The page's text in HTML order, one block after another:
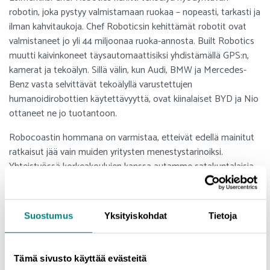
Suostumus Yksityiskohdat Tietoja
Tämä sivusto käyttää evästeitä
robotin, joka pystyy valmistamaan ruokaa – nopeasti, tarkasti ja
ilman kahvitaukoja. Chef Roboticsin kehittämät robotit ovat
valmistaneet jo yli 44 miljoonaa ruoka-annosta. Built Robotics
muutti kaivinkoneet täysautomaattisiksi yhdistämällä GPS:n,
kamerat ja tekoälyn. Sillä välin, kun Audi, BMW ja Mercedes-
Benz vasta selvittävät tekoälyllä varustettujen
humanoidirobottien käytettävyyttä, ovat kiinalaiset BYD ja Nio
ottaneet ne jo tuotantoon.
Robocoastin hommana on varmistaa, etteivät edellä mainitut
ratkaisut jää vain muiden yritysten menestystarinoiksi.
Yhteistyössä korkeakoulujen kanssa autamme satakuntalaisia
virheinvestointien välttämiseksi, löytämään kumppaneita ja
myös rahoitusta eli tekemään sen kuuluisan digiloikan niin, että
tulokset näkyvät myös liikevaihdossa eivätkä vain kummittele
Eli jos sinulla on idea, ongelma taikka vain epämääräinen kutina